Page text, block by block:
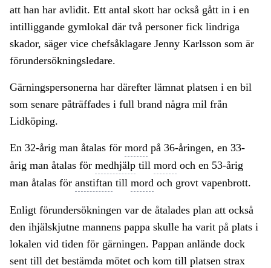
att han har avlidit. Ett antal skott har också gått in i en
intilliggande gymlokal där två personer fick lindriga
skador, säger vice chefsåklagare Jenny Karlsson som är
förundersökningsledare.
Gärningspersonerna har därefter lämnat platsen i en bil
som senare påträffades i full brand några mil från
Lidköping.
En 32-årig man åtalas för mord på 36-åringen, en 33-
årig man åtalas för medhjälp till mord och en 53-årig
man åtalas för anstiftan till mord och grovt vapenbrott.
Enligt förundersökningen var de åtalades plan att också
den ihjälskjutne mannens pappa skulle ha varit på plats i
lokalen vid tiden för gärningen. Pappan anlände dock
sent till det bestämda mötet och kom till platsen strax